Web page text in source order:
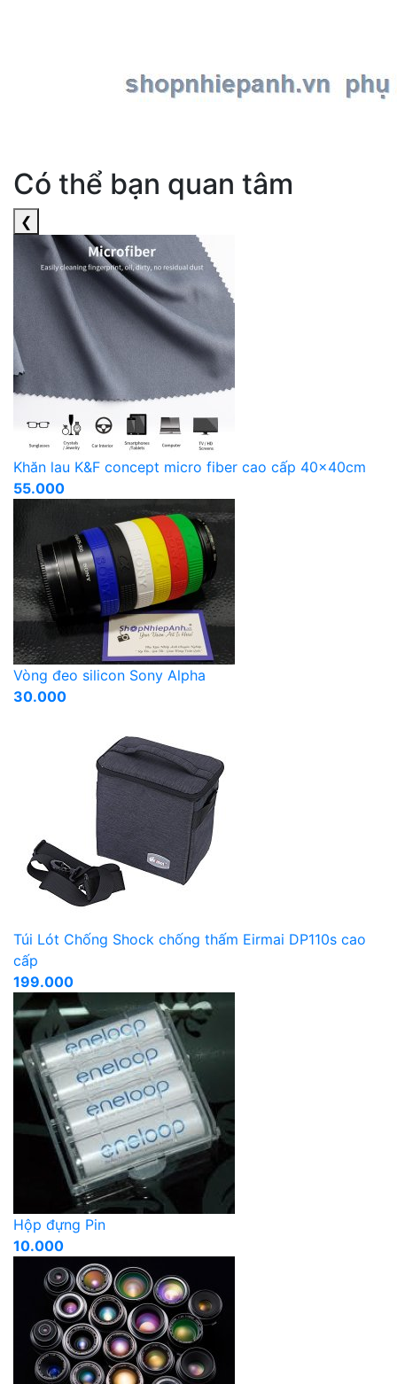
Có thể bạn quan tâm
❮
Khăn lau K&F concept micro fiber cao cấp 40x40cm
55.000
Vòng đeo silicon Sony Alpha
30.000
Túi Lót Chống Shock chống thấm Eirmai DP110s cao
cấp
199.000
Hộp đựng Pin
10.000